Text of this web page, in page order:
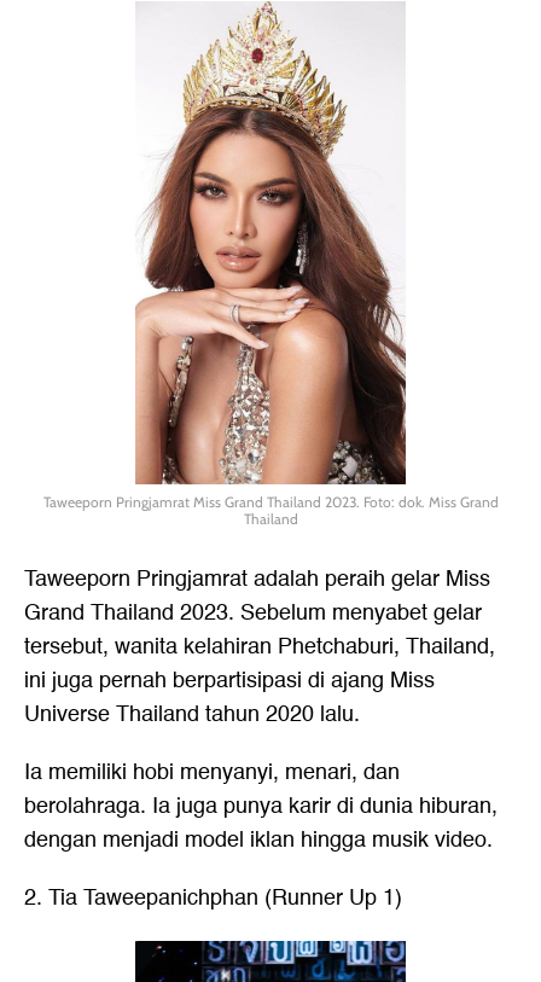
Taweeporn Pringjamrat Miss Grand Thailand 2023. Foto: dok. Miss Grand
Thailand
Taweeporn Pringjamrat adalah peraih gelar Miss
Grand Thailand 2023. Sebelum menyabet gelar
tersebut, wanita kelahiran Phetchaburi, Thailand,
ini juga pernah berpartisipasi di ajang Miss
Universe Thailand tahun 2020 lalu.
Ia memiliki hobi menyanyi, menari, dan
berolahraga. Ia juga punya karir di dunia hiburan,
dengan menjadi model iklan hingga musik video.
2. Tia Taweepanichphan (Runner Up 1)